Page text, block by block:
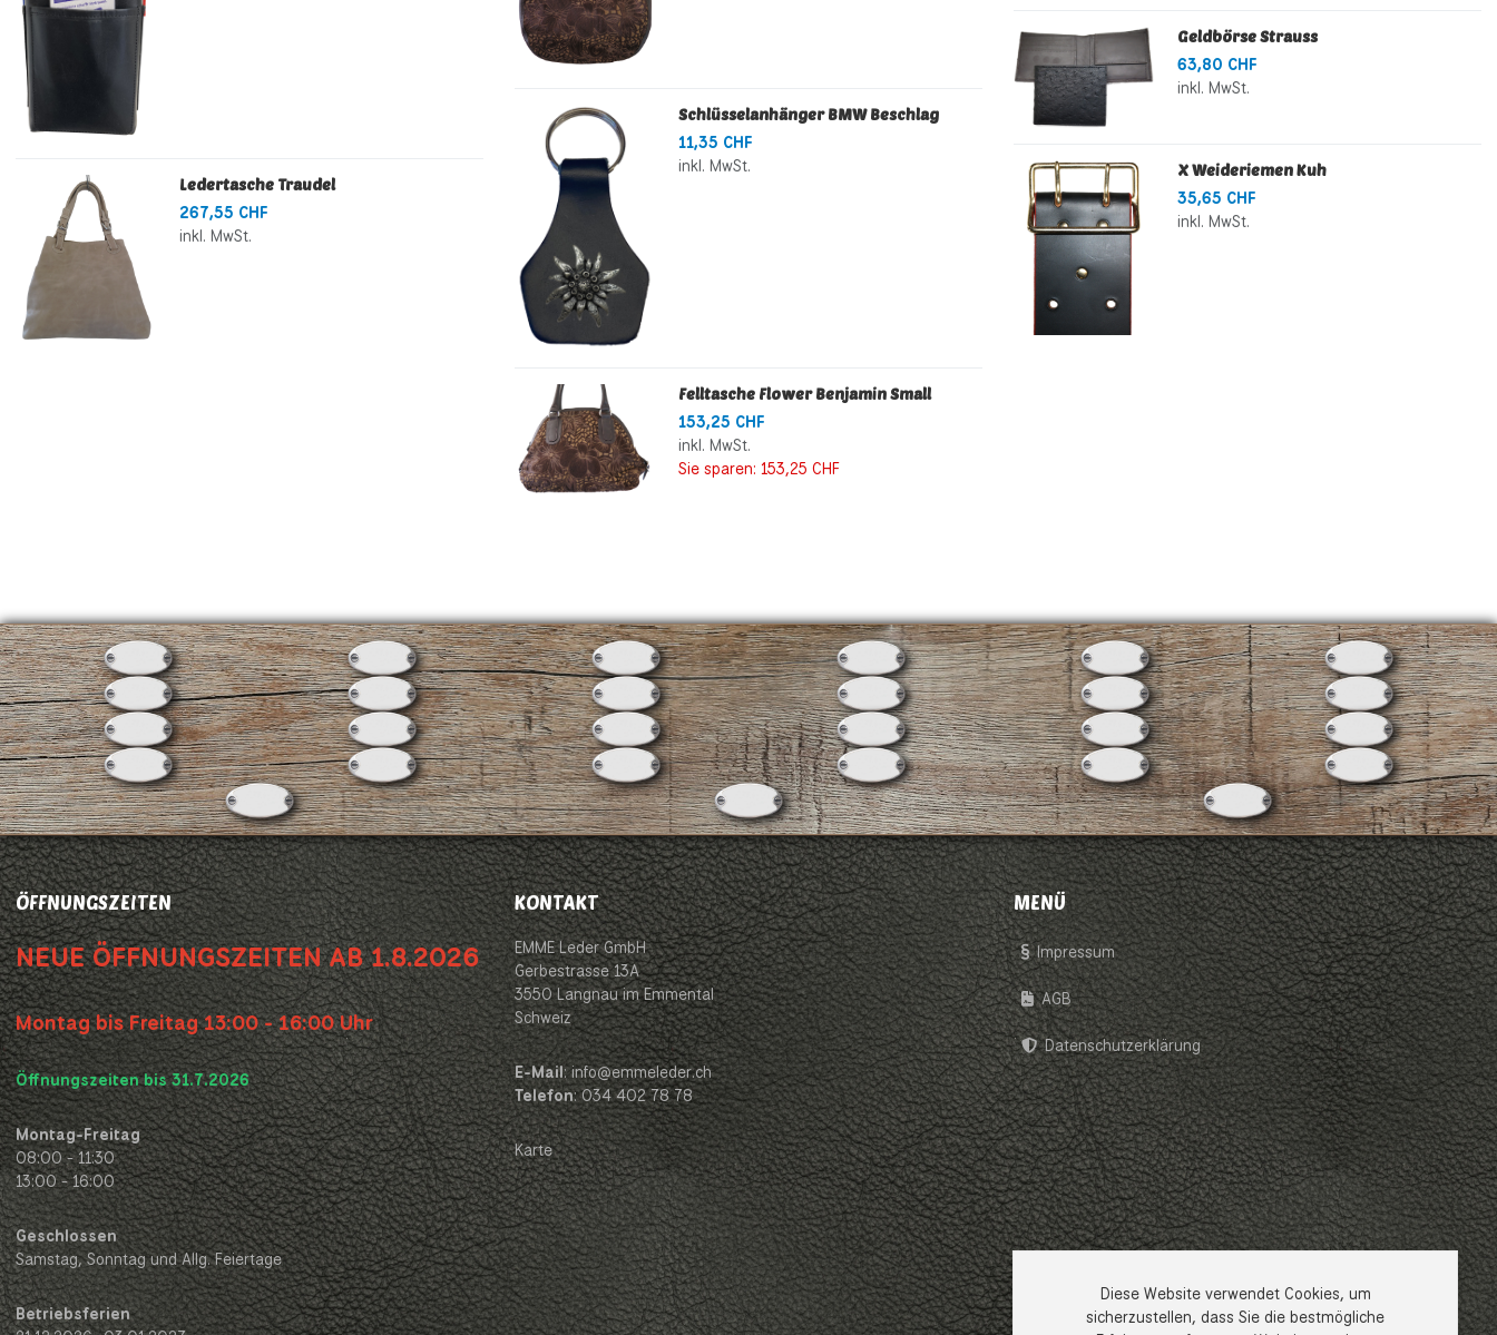
Ledertasche Traudel
267,55 CHF
inkl. MwSt.
Schlüsselanhänger BMW Beschlag
11,35 CHF
inkl. MwSt.
Felltasche Flower Benjamin Small
153,25 CHF
inkl. MwSt.
Sie sparen: 153,25 CHF
Geldbörse Strauss
63,80 CHF
inkl. MwSt.
X Weideriemen Kuh
35,65 CHF
inkl. MwSt.
ÖFFNUNGSZEITEN
NEUE ÖFFNUNGSZEITEN AB 1.8.2026
Montag bis Freitag 13:00 - 16:00 Uhr
Öffnungszeiten bis 31.7.2026
Montag-Freitag
08:00 - 11:30
13:00 - 16:00
Geschlossen
Samstag, Sonntag und Allg. Feiertage
Betriebsferien
KONTAKT
EMME Leder GmbH
Gerbestrasse 13A
3550 Langnau im Emmental
Schweiz
E-Mail: info@emmeleder.ch
Telefon: 034 402 78 78
Karte
MENÜ
Impressum
AGB
Datenschutzerklärung
Diese Website verwendet Cookies, um
sicherzustellen, dass Sie die bestmögliche